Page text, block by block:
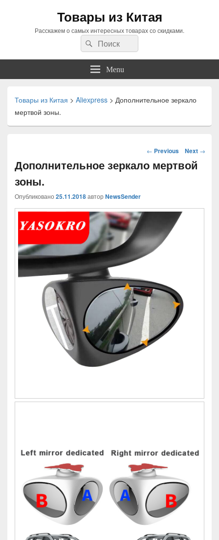
Товары из Китая
Расскажем о самых интересных товарах со скидками.
Search
for:
Search
Menu
Товары из Китая > Aliexpress > Дополнительное зеркало
мертвой зоны.
Навигация
статьям
← Previous Next →
Дополнительное зеркало мертвой
зоны.
Опубликовано 25.11.2018автор NewsSender